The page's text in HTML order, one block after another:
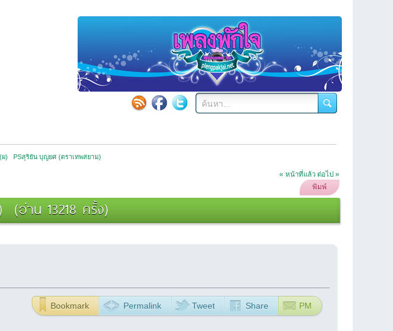
)   PSสุริยัน บุญยศ (ตราเทพสยาม)
« หน้าที่แล้ว ต่อไป »
พิมพ์
อ่าน 13218 ครั้ง)
Bookmark Permalink Tweet Share PM